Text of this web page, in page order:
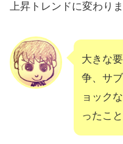
上昇トレンドに変わりま
大きな
争、サ
ョック
ったこと